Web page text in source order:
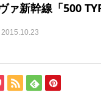
ァ新幹線「500
2015.10.23